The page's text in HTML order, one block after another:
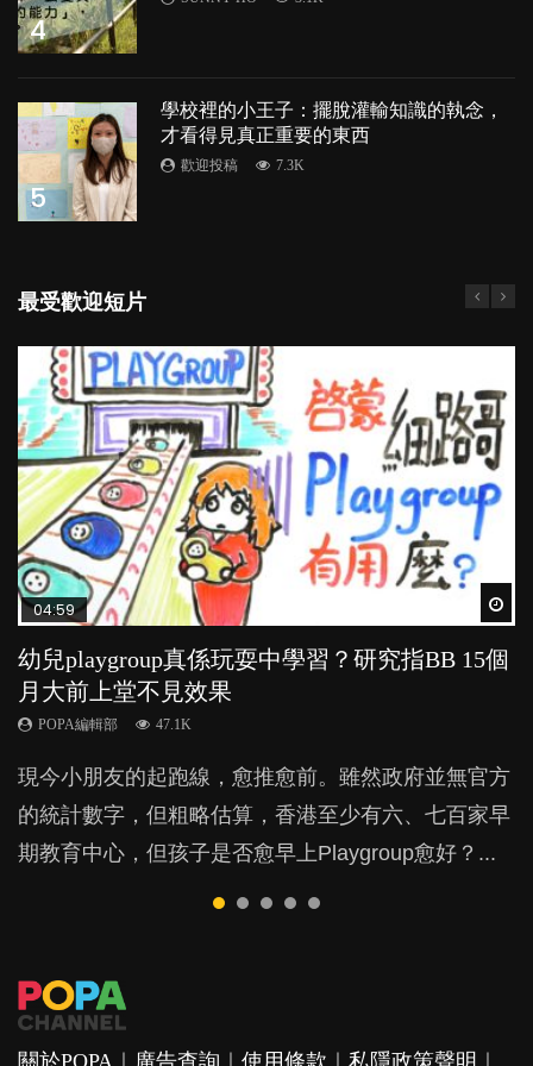
4
5
學校裡的小王子：擺脫灌輸知識的執念，
才看得見真正重要的東西
歡迎投稿 7.3K
最受歡迎短片
04:59
幼兒playgroup真係玩耍中學習？研究指BB 15個
月大前上堂不見效果
POPA編輯部 47.1K
現今小朋友的起跑線，愈推愈前。雖然政府並無官方
的統計數字，但粗略估算，香港至少有六、七百家早
期教育中心，但孩子是否愈早上Playgroup愈好？...
03:39
幼稚園遊戲課 如何刺激幼兒自發學習取代獎勵
與懲罰？
POPA編輯部 33.1K
由美國學者所創的 tools of the mind 課程，學生以遊
戲方式學習，學術能力和自制能力亦明顯比其他小朋
友優勝，到底這課程有何特別之處？...
03:02
老公患產後憂鬱症對BB的影響
POPA編輯部 15.9K
鬱，影響日常生活，嚴重的甚至會有自殺，或傷害小
朋友的念頭。但為何爸爸患上產後抑鬱往往難以察
覺？...
04:18
凡事以BB為中心，就係好爸媽？｜別忽視父母
的身心虛耗
POPA編輯部 31.5K
父母日夜無間、身心俱疲地照顧BB，如何做到正向
教養？部份父母更會為了小朋友放棄自己的嗜好、減
少出席朋友聚會等等，你以為會換來美好的親子關
04:06
全職好？在職好？｜全職媽媽與在職媽媽的壓
力與價值
POPA編輯部 25.8K
許多媽媽心底可能都有一刻掙扎過：究竟全職好，還
是在職好。雖說每個家庭都有自己的獨特狀況和考慮
因素，但原來全職和在職媽媽所養育的子女其實都各